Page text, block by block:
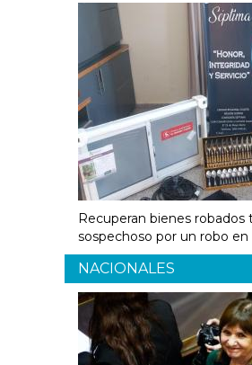
Recuperan bienes robados
sospechoso por un robo en
NACIONALES